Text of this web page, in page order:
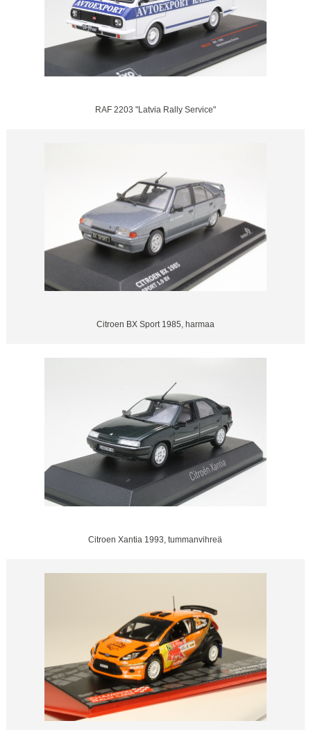
RAF 2203 "Latvia Rally Service"
Citroen BX Sport 1985, harmaa
Citroen Xantia 1993, tummanvihreä